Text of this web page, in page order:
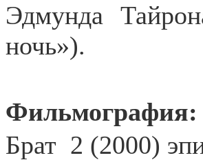
Эдмунда
ночь»).
Фильмография:
Брат 2 (2000)